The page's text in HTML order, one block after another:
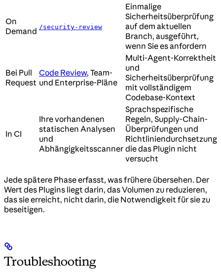
On
Demand /security-review
Einmalige
Sicherheitsüberprüfung
auf dem aktuellen
Branch, ausgeführt,
wenn Sie es anfordern
Bei Pull
Request
Code Review, Team-
und Enterprise-Pläne
Multi-Agent-Korrektheit
und
Sicherheitsüberprüfung
mit vollständigem
Codebase-Kontext
In CI
Ihre vorhandenen
statischen Analysen
und
Abhängigkeitsscanner
Sprachspezifische
Regeln, Supply-Chain-
Überprüfungen und
Richtliniendurchsetzung,
die das Plugin nicht
versucht
Jede spätere Phase erfasst, was frühere übersehen. Der
Wert des Plugins liegt darin, das Volumen zu reduzieren,
das sie erreicht, nicht darin, die Notwendigkeit für sie zu
beseitigen.
Troubleshooting